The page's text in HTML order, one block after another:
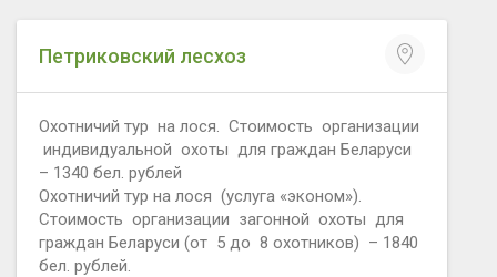
Петриковский лесхоз
Охотничий тур на лося. Стоимость организации
индивидуальной охоты для граждан Беларуси
– 1340 бел. рублей
Охотничий тур на лося (услуга «эконом»).
Стоимость организации загонной охоты для
граждан Беларуси (от 5 до 8 охотников) – 1840
бел. рублей.